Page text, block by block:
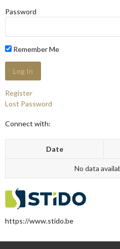
Password
Remember Me
Register
Lost Password
Connect with:
Date
No data
https://www.stido.be